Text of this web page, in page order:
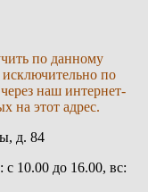
по данному
по
наш интернет-
на этот адрес.
д. 84
с 10.00 до 16.00, вс: